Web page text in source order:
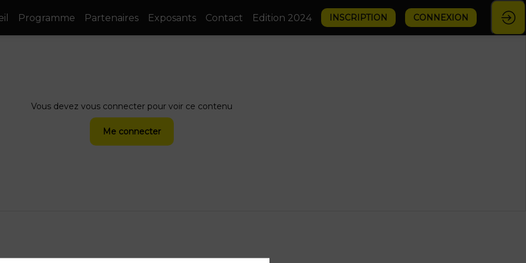
Programme Partenaires Exposants Contact Edition 2024 INSCRIPTION CONNEXION
Vous devez vous connecter pour voir ce contenu
Me connecter